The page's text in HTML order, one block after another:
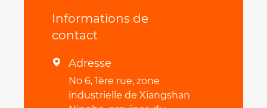
Informations de
contact
 Adresse
No 6, 1ère rue, zone
industrielle de Xiangshan